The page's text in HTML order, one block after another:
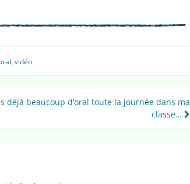
,vidéo
déjà beaucoup d’oral toute la journée dans ma
classe…